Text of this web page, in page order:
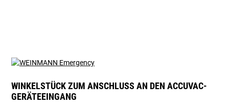
WINKELSTÜCK ZUM ANSCHLUSS AN DEN ACCUVAC-
GERÄTEEINGANG